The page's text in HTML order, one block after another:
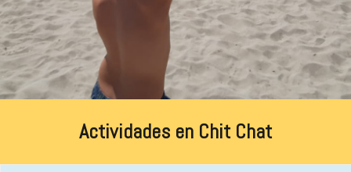
Actividades en Chit Chat